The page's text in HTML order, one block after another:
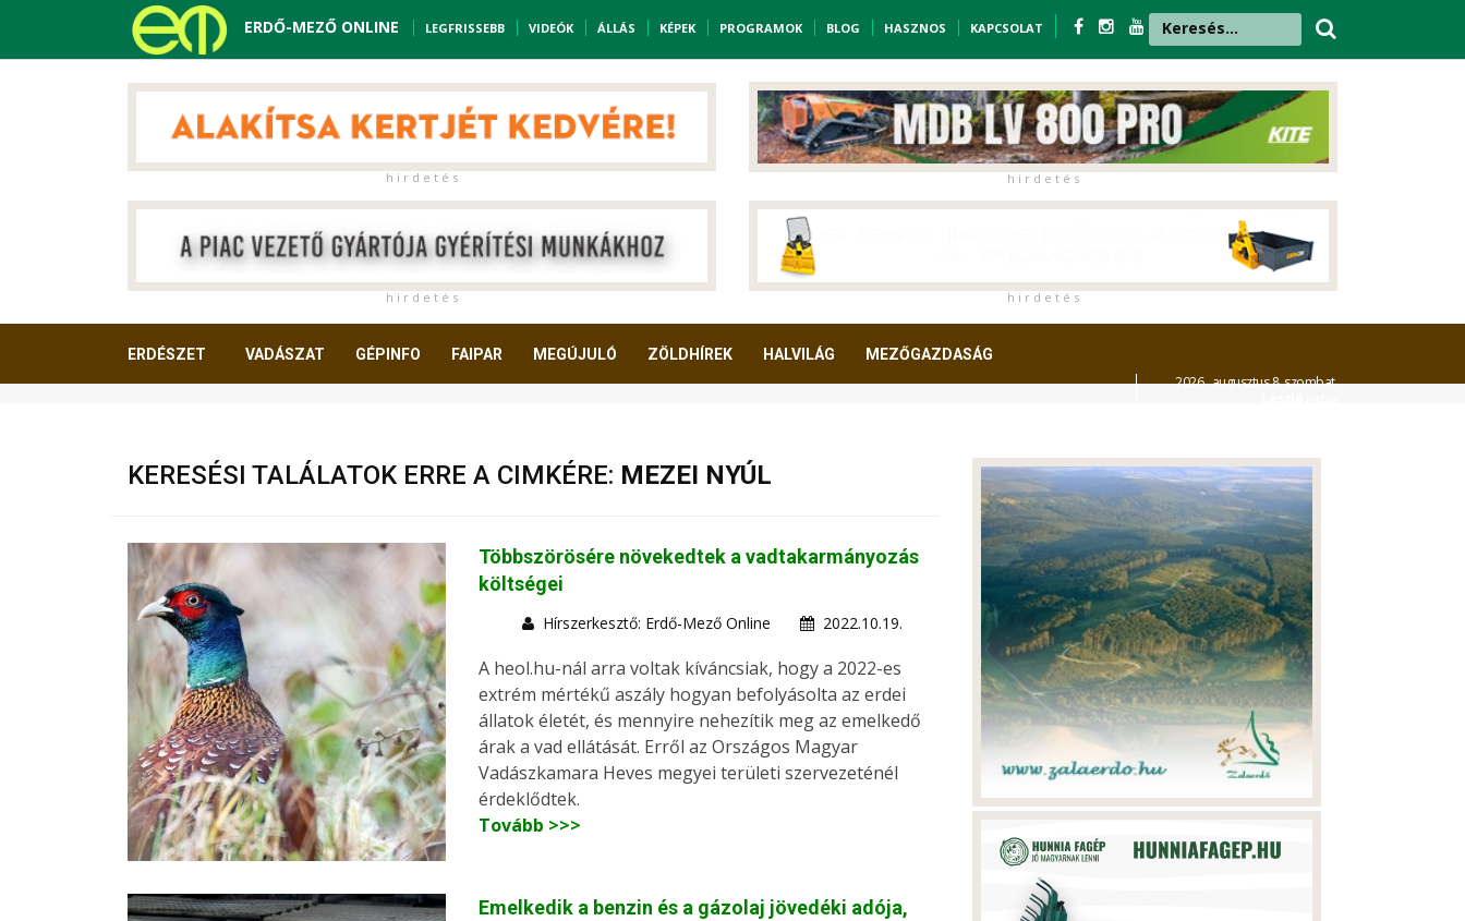
ERDŐ-MEZŐ ONLINE LEGFRISSEBB VIDEÓK ÁLLÁS KÉPEK PROGRAMOK BLOG HASZNOS KAPCSOLAT
h i r d e t é s h i r d e t é s
h i r d e t é s h i r d e t é s
ERDÉSZET VADÁSZAT GÉPINFO FAIPAR MEGÚJULÓ ZÖLDHÍREK HALVILÁG MEZŐGAZDASÁG
2026. augusztus 8. szombat,
KERESÉSI TALÁLATOK ERRE A CIMKÉRE: MEZEI NYÚL
Többszörösére növekedtek a vadtakarmányozás
költségei
Hírszerkesztő: Erdő-Mező Online 2022.10.19.
A heol.hu-nál arra voltak kíváncsiak, hogy a 2022-es
extrém mértékű aszály hogyan befolyásolta az erdei
állatok életét, és mennyire nehezítik meg az emelkedő
árak a vad ellátását. Erről az Országos Magyar
Vadászkamara Heves megyei területi szervezeténél
érdeklődtek.
Tovább >>>
Emelkedik a benzin és a gázolaj jövedéki adója,